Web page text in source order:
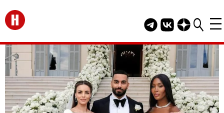
Перейти на главную
Telegram канал
Группа HELLO
Канал